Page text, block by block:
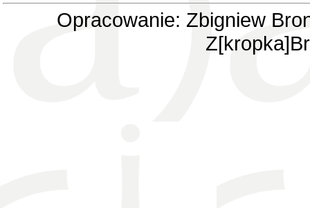
Opracowanie: Zbigniew